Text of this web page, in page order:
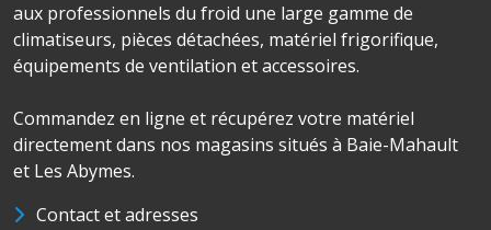
aux professionnels du froid une large gamme de
climatiseurs, pièces détachées, matériel frigorifique,
équipements de ventilation et accessoires.
Commandez en ligne et récupérez votre matériel
directement dans nos magasins situés à Baie-Mahault
et Les Abymes.
Contact et adresses